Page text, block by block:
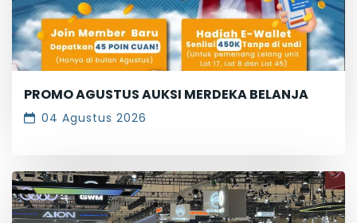
PROMO AGUSTUS AUKSI MERDEKA BELANJA
04 Agustus 2026